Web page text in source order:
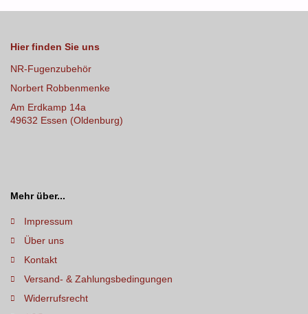
Hier finden Sie uns
NR-Fugenzubehör
Norbert Robbenmenke
Am Erdkamp 14a
49632 Essen (Oldenburg)
Mehr über...
Impressum
Über uns
Kontakt
Versand- & Zahlungsbedingungen
Widerrufsrecht